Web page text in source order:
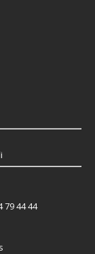
79 44 44